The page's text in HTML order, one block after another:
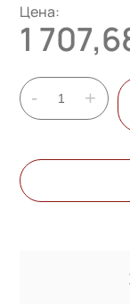
Цена:
1
- +